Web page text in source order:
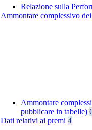
Relazione sulla
Ammontare complessivo
Ammontare
pubblicare in tabelle)
Dati relativi ai premi 4